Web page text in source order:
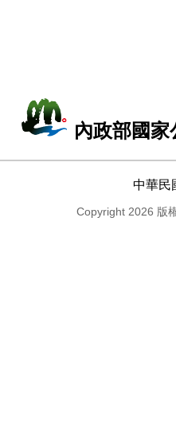
內政部國
中華民
Copyright 2026 版